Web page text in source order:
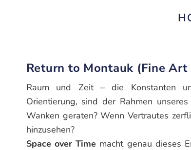
Return to Montauk (Fine
Raum und Zeit – die Konstanten
Orientierung, sind der Rahmen
Wanken geraten? Wenn Vertrautes
hinzusehen?
Space over Time macht genau dieses